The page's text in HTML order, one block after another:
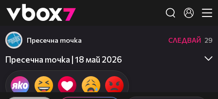
👾
Пресечна точка СЛЕДВАЙ 29
Пресечна точка | 18 май 2026